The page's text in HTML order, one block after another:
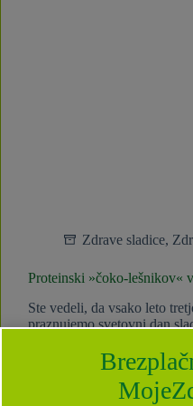
Zdrave sladice,
Proteinski »čoko-lešnikov«
Ste vedeli, da vsako leto
praznujemo svetovni dan
svetu. Poznali naj bi ga že
naj bi se pojavil že pred
Maja Jeereb